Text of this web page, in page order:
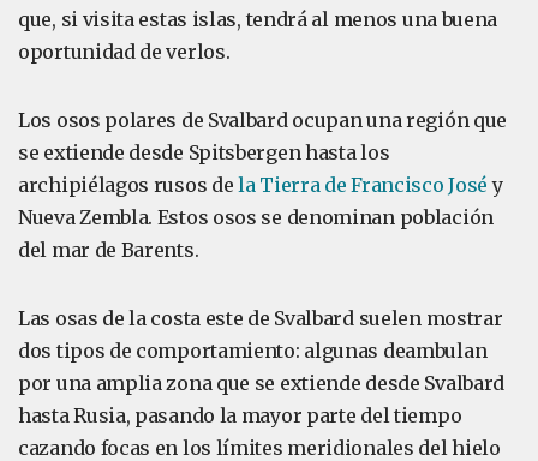
que, si visita estas islas, tendrá al menos una buena
oportunidad de verlos.
Los osos polares de Svalbard ocupan una región que
se extiende desde Spitsbergen hasta los
archipiélagos rusos dela Tierra de Francisco José y
Nueva Zembla. Estos osos se denominan población
del mar de Barents.
Las osas de la costa este de Svalbard suelen mostrar
dos tipos de comportamiento: algunas deambulan
por una amplia zona que se extiende desde Svalbard
hasta Rusia, pasando la mayor parte del tiempo
cazando focas en los límites meridionales del hielo